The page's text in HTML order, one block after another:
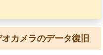
カメラのデータ復旧